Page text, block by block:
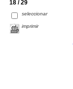
18 / 29
seleccionar
imprimir